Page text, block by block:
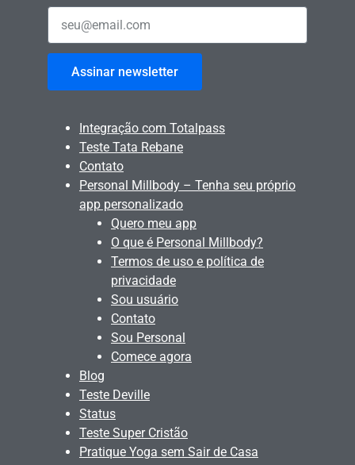
Assinar newsletter
Integração com Totalpass
Teste Tata Rebane
Contato
Personal Millbody – Tenha seu próprio
app personalizado
Quero meu app
O que é Personal Millbody?
Termos de uso e política de
privacidade
Sou usuário
Contato
Sou Personal
Comece agora
Blog
Teste Deville
Status
Teste Super Cristão
Pratique Yoga sem Sair de Casa